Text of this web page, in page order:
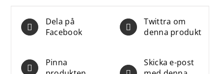
Dela på
Facebook
Twittra om
denna produkt
Pinna
Skicka e-post